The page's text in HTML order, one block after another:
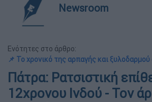
Newsroom
Ενότητες στο άρθρο:
📌 Το χρονικό της αρπαγής και ξυλοδαρμού
Πάτρα: Ρατσιστική
12χρονου Ινδού - Τον